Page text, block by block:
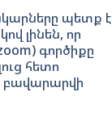
պետք է
լինեն, որ
գործիքը
հետո